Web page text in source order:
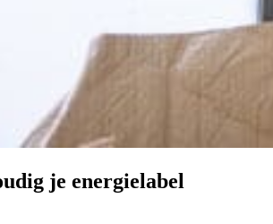
je energielabel